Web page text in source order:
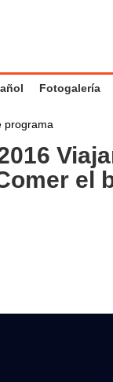
Fotogalería
programa
el